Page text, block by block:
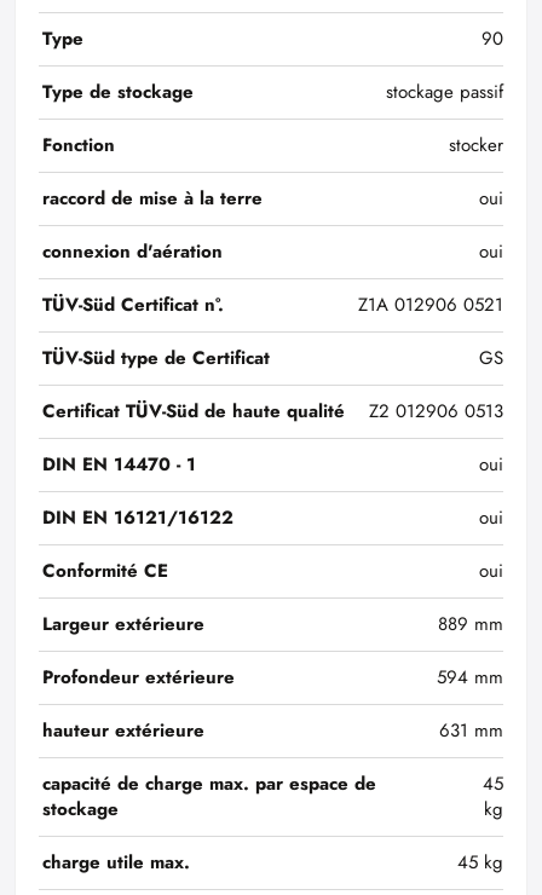
Type
90
Type de stockage
stockage passif
Fonction
stocker
raccord de mise à la terre
oui
connexion d'aération
oui
TÜV-Süd Certificat n°.
Z1A 012906 0521
TÜV-Süd type de Certificat
GS
Certificat TÜV-Süd de haute qualité
Z2 012906 0513
DIN EN 14470 - 1
oui
DIN EN 16121/16122
oui
Conformité CE
oui
Largeur extérieure
889 mm
Profondeur extérieure
594 mm
hauteur extérieure
631 mm
capacité de charge max. par espace de
stockage
45
kg
charge utile max.
45 kg